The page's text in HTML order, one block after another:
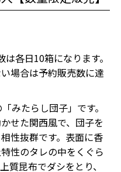
各日10箱になります。
場合は予約販売数に達
みたらし団子」です。
せた関西風で、団子を
性抜群です。表面に香
性のタレの中をくぐら
質昆布でダシをとり、